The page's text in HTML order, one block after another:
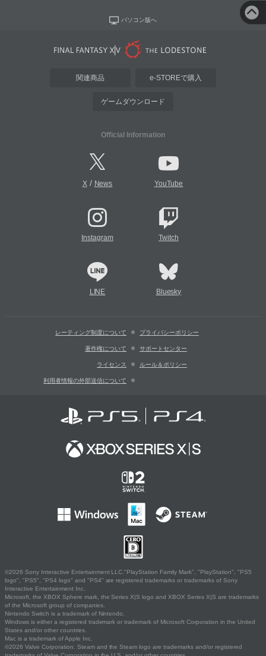
パソコン版へ
関連商品 e-STOREで購入
ゲームダウンロード
Official Information
X/ News YouTube
Instagram Twitch
LINE Bluesky
レーティング制度について プライバシーポリシー
著作権について サポートセンター
ライセンス ルール＆ポリシー
利用者情報の外部送信について
©2026 Sony Interactive Entertainment LLC."PlayStation Family Mark", "PlayStation", "PS5
logo", "PS5", "PS4 logo" and "PS4" are registered trademarks or trademarks of Sony
Interactive Entertainment Inc.
Microsoft, the XBOX Sphere mark, the Series X|S logo and XBOX Series X|S are trademarks
of the Microsoft group of companies.
Nintendo Switch is a trademark of Nintendo.
Windows is either a registered trademark or trademark of Microsoft Corporation in the United
States and/or other countries.
Mac is a trademark of Apple Inc.
©2026 Valve Corporation. Steam and the Steam logo are trademarks and/or registered